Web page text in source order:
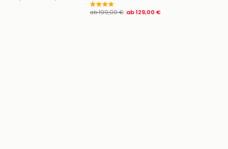
ab199,00 € ab129,00 €